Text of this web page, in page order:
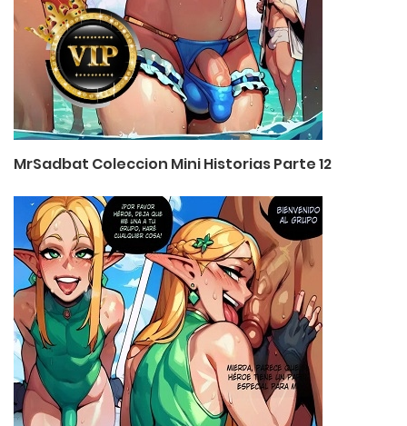
MrSadbat Coleccion Mini Historias Parte 12